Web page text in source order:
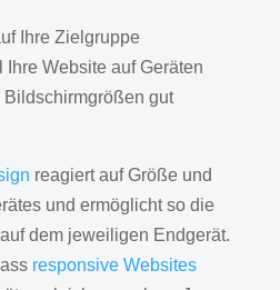
Ihre Zielgruppe
Website auf Geräten
gut
reagiert auf Größe und
und ermöglicht so die
dem jeweiligen Endgerät.
responsive Websites